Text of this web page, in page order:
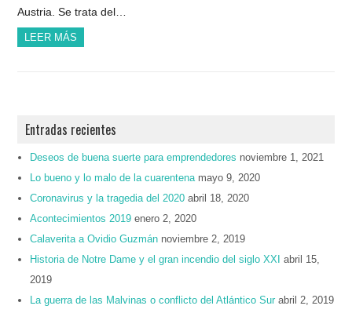
Austria. Se trata del…
LEER MÁS
Entradas recientes
Deseos de buena suerte para emprendedores noviembre 1, 2021
Lo bueno y lo malo de la cuarentena mayo 9, 2020
Coronavirus y la tragedia del 2020 abril 18, 2020
Acontecimientos 2019 enero 2, 2020
Calaverita a Ovidio Guzmán noviembre 2, 2019
Historia de Notre Dame y el gran incendio del siglo XXI
abril 15,
2019
La guerra de las Malvinas o conflicto del Atlántico Sur abril 2, 2019